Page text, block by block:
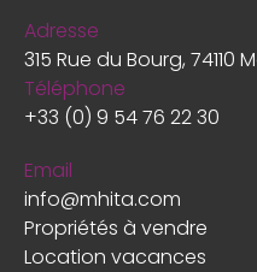
Propriétés à vendre
Location vacances
Adresse
315 Rue du Bourg, 74110
Téléphone
+33 (0) 9 54 76 22 30
Email
info@mhita.com